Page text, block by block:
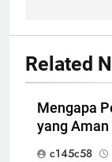
Related
Mengapa
yang Aman
c145c58